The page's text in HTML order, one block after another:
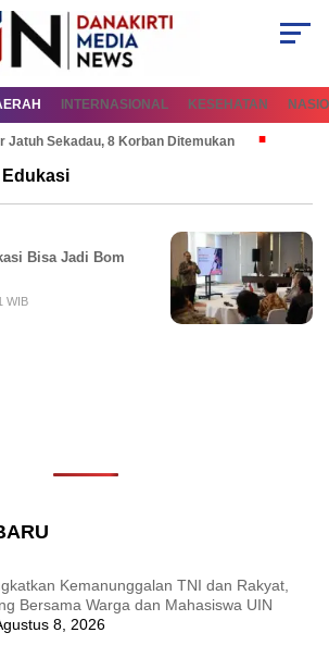
INTERNASIONAL KESEHATAN
Jatuh Sekadau, 8 Korban Ditemukan
Bisa Jadi Bom
WIB
Kemanunggalan TNI dan Rakyat,
Bersama Warga dan Mahasiswa UIN
8, 2026